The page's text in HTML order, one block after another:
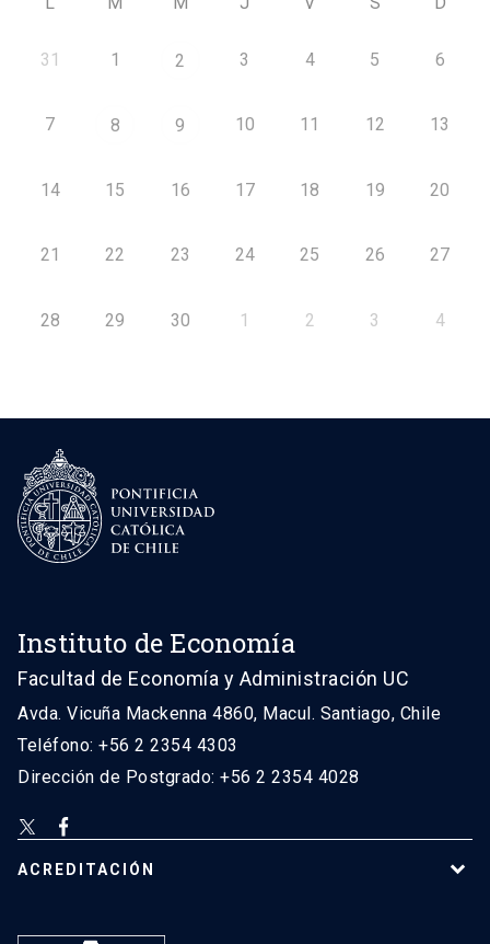
31 1 2 3 4 5 6
7 8 9 10 11 12 13
14 15 16 17 18 19 20
21 22 23 24 25 26 27
28 29 30 1 2 3 4
Instituto de Economía
Facultad de Economía y Administración UC
Avda. Vicuña Mackenna 4860, Macul. Santiago, Chile
Teléfono: +56 2 2354 4303
Dirección de Postgrado: +56 2 2354 4028
ACREDITACIÓN